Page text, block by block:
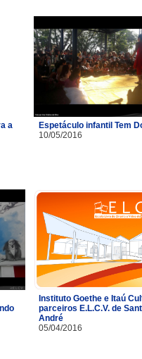
a
Espetáculo infantil Tem
10/05/2016
Instituto Goethe e Itaú
parceiros E.L.C.V. de
André
05/04/2016